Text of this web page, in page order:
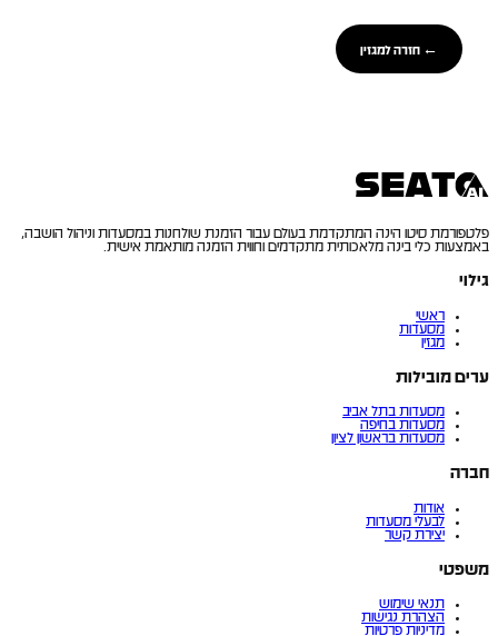
← חזרה למגזין
פלטפורמת סיטו הינה המתקדמת בעולם עבור הזמנת שולחנות במסעדות וניהול הושבה,
באמצעות כלי בינה מלאכותית מתקדמים וחווית הזמנה מותאמת אישית.
גילוי
ראשי
מסעדות
מגזין
ערים מובילות
מסעדות בתל אביב
מסעדות בחיפה
מסעדות בראשון לציון
חברה
אודות
לבעלי מסעדות
יצירת קשר
משפטי
תנאי שימוש
הצהרת נגישות
מדיניות פרטיות